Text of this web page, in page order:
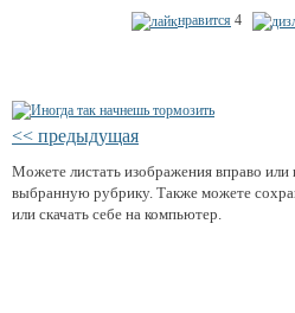
нравится 4
<< предыдущая
Можете листать изображения вправо или
выбранную рубрику. Также можете
или скачать себе на компьютер.